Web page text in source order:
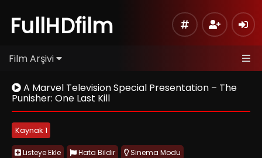
FullHDfilm
Film Arşivi
A Marvel Television Special Presentation – The
Punisher: One Last Kill
Kaynak 1
Listeye Ekle Hata Bildir Sinema Modu